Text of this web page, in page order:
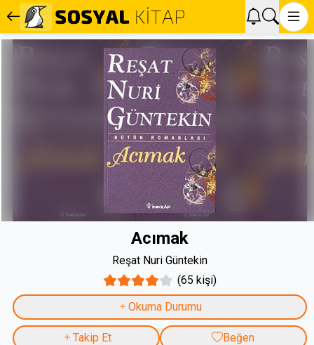
Acımak
Reşat Nuri Güntekin
(65 kişi)
Okuma Durumu
Takip Et Beğen